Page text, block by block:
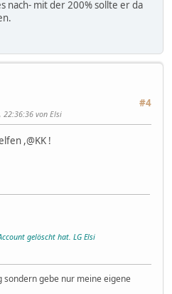
nach- mit der 200% sollte er da
#4
22:36:36 von Elsi
,@KK !
gelöscht hat. LG Elsi
gebe nur meine eigene